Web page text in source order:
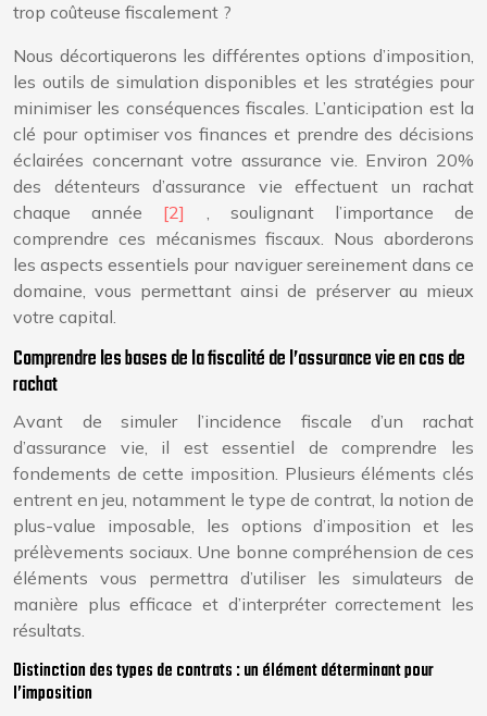
trop coûteuse fiscalement ?
Nous décortiquerons les différentes options d’imposition,
les outils de simulation disponibles et les stratégies pour
minimiser les conséquences fiscales. L’anticipation est la
clé pour optimiser vos finances et prendre des décisions
éclairées concernant votre assurance vie. Environ 20%
des détenteurs d’assurance vie effectuent un rachat
chaque année [2] , soulignant l’importance de
comprendre ces mécanismes fiscaux. Nous aborderons
les aspects essentiels pour naviguer sereinement dans ce
domaine, vous permettant ainsi de préserver au mieux
votre capital.
Comprendre les bases de la fiscalité de l’assurance vie en cas de
rachat
Avant de simuler l’incidence fiscale d’un rachat
d’assurance vie, il est essentiel de comprendre les
fondements de cette imposition. Plusieurs éléments clés
entrent en jeu, notamment le type de contrat, la notion de
plus-value imposable, les options d’imposition et les
prélèvements sociaux. Une bonne compréhension de ces
éléments vous permettra d’utiliser les simulateurs de
manière plus efficace et d’interpréter correctement les
résultats.
Distinction des types de contrats : un élément déterminant pour
l’imposition